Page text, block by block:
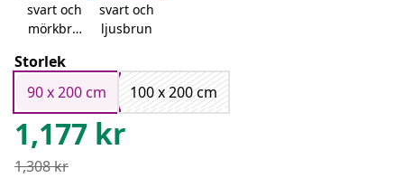
svart och
mörkbru
svart och
ljusbrun
Storlek
90 x 200 cm
100 x 200 cm
1,177 kr
1,308kr